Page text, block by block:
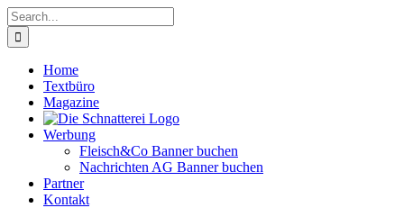
Skip
to
content
Search
for:
Home
Textbüro
Magazine
Werbung
Fleisch&Co Banner buchen
Nachrichten AG Banner buchen
Partner
Kontakt